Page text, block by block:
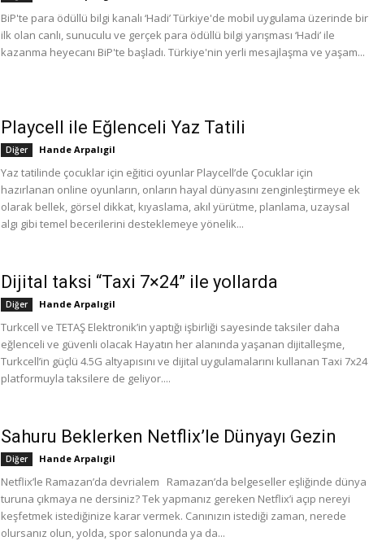
BiP'te para ödüllü bilgi kanalı ‘Hadi’ Türkiye'de mobil uygulama üzerinde bir
ilk olan canlı, sunuculu ve gerçek para ödüllü bilgi yarışması ‘Hadi’ ile
kazanma heyecanı BiP'te başladı. Türkiye'nin yerli mesajlaşma ve yaşam...
Playcell ile Eğlenceli Yaz Tatili
Diğer Hande Arpalıgil
Yaz tatilinde çocuklar için eğitici oyunlar Playcell’de Çocuklar için
hazırlanan online oyunların, onların hayal dünyasını zenginleştirmeye ek
olarak bellek, görsel dikkat, kıyaslama, akıl yürütme, planlama, uzaysal
algı gibi temel becerilerini desteklemeye yönelik...
Dijital taksi “Taxi 7×24” ile yollarda
Diğer Hande Arpalıgil
Turkcell ve TETAŞ Elektronik’in yaptığı işbirliği sayesinde taksiler daha
eğlenceli ve güvenli olacak Hayatın her alanında yaşanan dijitalleşme,
Turkcell’in güçlü 4.5G altyapısını ve dijital uygulamalarını kullanan Taxi 7x24
platformuyla taksilere de geliyor....
Sahuru Beklerken Netflix’le Dünyayı Gezin
Diğer Hande Arpalıgil
Netflix’le Ramazan’da devrialem Ramazan’da belgeseller eşliğinde dünya
turuna çıkmaya ne dersiniz? Tek yapmanız gereken Netflix’i açıp nereyi
keşfetmek istediğinize karar vermek. Canınızın istediği zaman, nerede
olursanız olun, yolda, spor salonunda ya da...